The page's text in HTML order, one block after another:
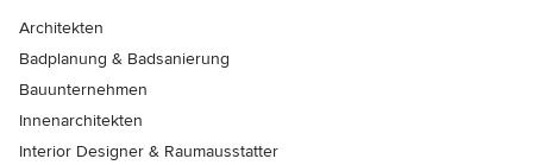
Architekten
Badplanung & Badsanierung
Bauunternehmen
Innenarchitekten
Interior Designer & Raumausstatter